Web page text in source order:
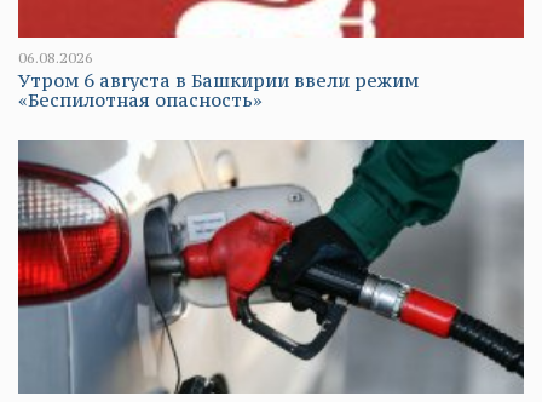
06.08.2026
Утром 6 августа в Башкирии ввели режим
«Беспилотная опасность»